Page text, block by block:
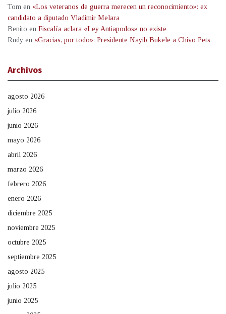
Tom en «Los veteranos de guerra merecen un reconocimiento»: ex
candidato a diputado Vladimir Melara
Benito en Fiscalía aclara «Ley Antiapodos» no existe
Rudy en «Gracias, por todo»: Presidente Nayib Bukele a Chivo Pets
Archivos
agosto 2026
julio 2026
junio 2026
mayo 2026
abril 2026
marzo 2026
febrero 2026
enero 2026
diciembre 2025
noviembre 2025
octubre 2025
septiembre 2025
agosto 2025
julio 2025
junio 2025